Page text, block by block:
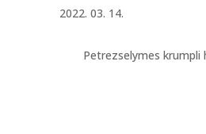
2022. 03. 14.
Petrezselymes krumpli